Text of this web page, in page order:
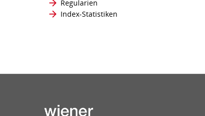
Regularien
Index-Statistiken